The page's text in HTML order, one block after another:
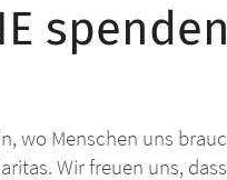
wo Menschen uns
Wir freuen uns,